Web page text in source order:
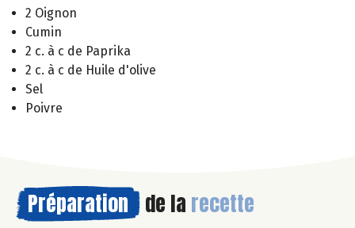
2 Oignon
Cumin
2 c. à c de Paprika
2 c. à c de Huile d'olive
Sel
Poivre
Préparation de la recette